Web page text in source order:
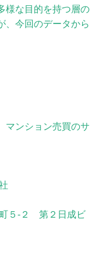
様な目的を持つ層の
、今回のデータから
マンション売買のサ
町５-２ 第２日成ビ